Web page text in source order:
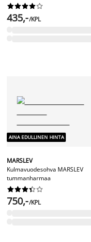






435,-/KPL
AINA EDULLINEN HINTA
MARSLEV
Kulmavuodesohva MARSLEV
tummanharmaa






750,-/KPL